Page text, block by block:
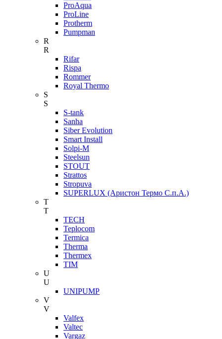
ProAqua
ProLine
Protherm
Pumpman
R
R
Rifar
Rispa
Rommer
Royal Thermo
S
S
S-tank
Sanha
Siber Evolution
Smart Install
Solpi-M
Steelsun
STOUT
Strattos
Stropuva
SUPERLUX (Аристон Термо С.п.А.)
T
T
TECH
Teplocom
Termica
Therma
Thermex
TIM
U
U
UNIPUMP
V
V
Valfex
Valtec
Vargaz